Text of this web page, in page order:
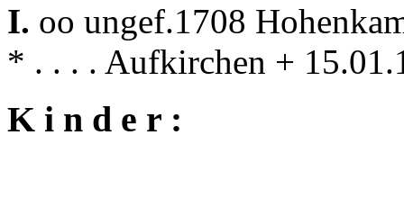
I. oo ungef.1708
* . . . . Aufkirchen +
K i n d e r :